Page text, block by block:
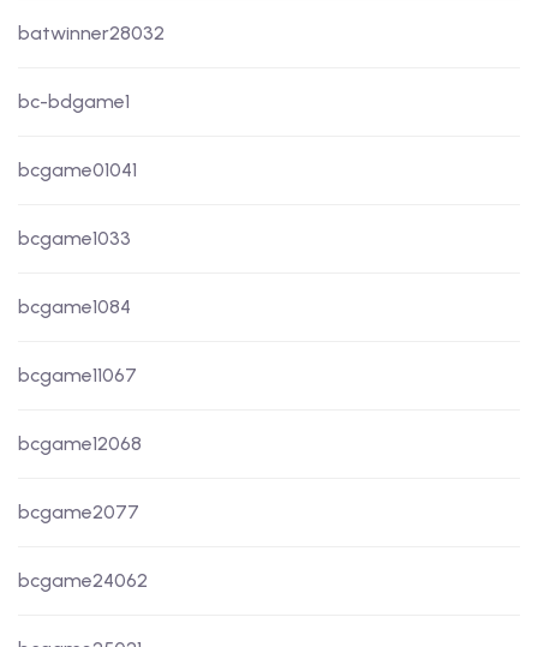
batwinner28032
bc-bdgame1
bcgame01041
bcgame1033
bcgame1084
bcgame11067
bcgame12068
bcgame2077
bcgame24062